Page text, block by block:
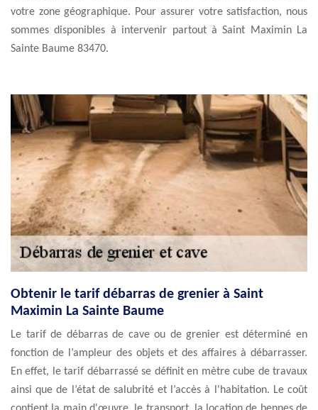
votre zone géographique. Pour assurer votre satisfaction, nous
sommes disponibles à intervenir partout à Saint Maximin La
Sainte Baume 83470.
Obtenir le tarif débarras de grenier à Saint
Maximin La Sainte Baume
Le tarif de débarras de cave ou de grenier est déterminé en
fonction de l’ampleur des objets et des affaires à débarrasser.
En effet, le tarif débarrassé se définit en mètre cube de travaux
ainsi que de l’état de salubrité et l’accès à l'habitation. Le coût